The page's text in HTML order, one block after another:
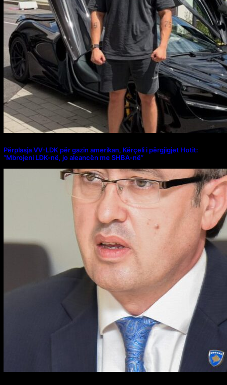
Përplasja VV-LDK për gazin amerikan, Kërçeli i përgjigjet Hotit:
“Mbrojeni LDK-në, jo aleancën me SHBA-në”